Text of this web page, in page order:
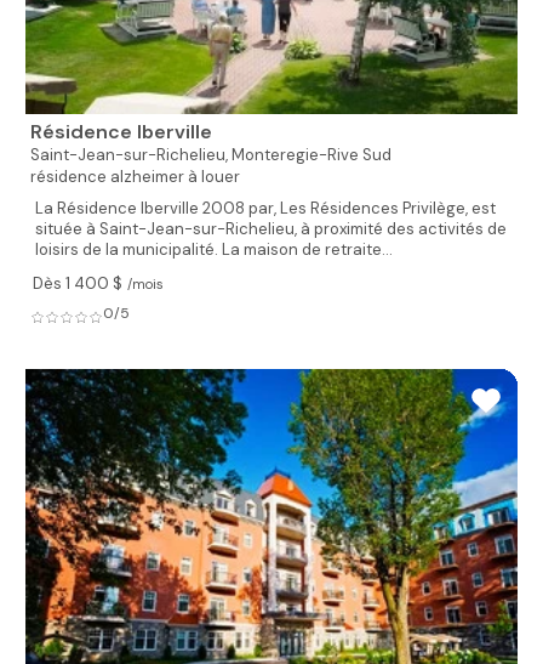
Résidence Iberville
Saint-Jean-sur-Richelieu,Monteregie-Rive Sud
résidence alzheimer à louer
La Résidence Iberville 2008 par, Les Résidences Privilège, est
située à Saint-Jean-sur-Richelieu, à proximité des activités de
loisirs de la municipalité. La maison de retraite...
Dès 1 400 $ /mois
0/5